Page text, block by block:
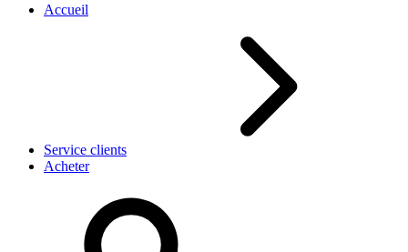
Accueil
Service clients
Acheter